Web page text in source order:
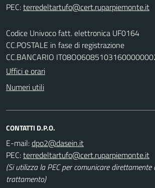
PEC:
Codice Univoco fatt. elettronica UF0164
CC.POSTALE in fase di registrazione
CC.BANCARIO
Uffici e orari
Numeri utili
CONTATTI D.P.O.
E-mail:
PEC:
(Si utilizza la PEC per comunicare
trattamento)